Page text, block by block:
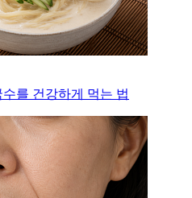
를 건강하게 먹는 법